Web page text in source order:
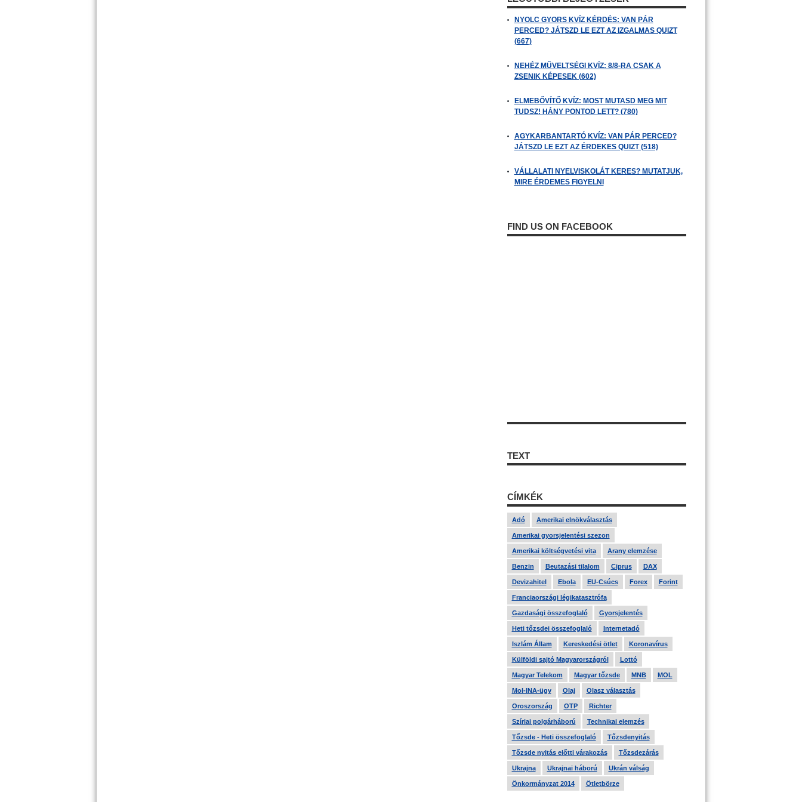
NYOLC GYORS KVÍZ KÉRDÉS: VAN PÁR
PERCED? JÁTSZD LE EZT AZ IZGALMAS QUIZT
(667)
NEHÉZ MŰVELTSÉGI KVÍZ: 8/8-RA CSAK A
ZSENIK KÉPESEK (602)
ELMEBŐVÍTŐ KVÍZ: MOST MUTASD MEG MIT
TUDSZ! HÁNY PONTOD LETT? (780)
AGYKARBANTARTÓ KVÍZ: VAN PÁR PERCED?
JÁTSZD LE EZT AZ ÉRDEKES QUIZT (518)
VÁLLALATI NYELVISKOLÁT KERES? MUTATJUK,
MIRE ÉRDEMES FIGYELNI
FIND US ON FACEBOOK
TEXT
CÍMKÉK
Adó Amerikai elnökválasztás
Amerikai gyorsjelentési szezon
Amerikai költségvetési vita Arany elemzése
Benzin Beutazási tilalom Ciprus DAX
Devizahitel Ebola EU-Csúcs Forex Forint
Franciaországi légikatasztrófa
Gazdasági összefoglaló Gyorsjelentés
Heti tőzsdei összefoglaló Internetadó
Iszlám Állam Kereskedési ötlet Koronavírus
Külföldi sajtó Magyarországról Lottó
Magyar Telekom Magyar tőzsde MNB MOL
Mol-INA-ügy Olaj Olasz választás
Oroszország OTP Richter
Szíriai polgárháború Technikai elemzés
Tőzsde - Heti összefoglaló Tőzsdenyitás
Tőzsde nyitás előtti várakozás Tőzsdezárás
Ukrajna Ukrajnai háború Ukrán válság
Önkormányzat 2014 Ötletbörze